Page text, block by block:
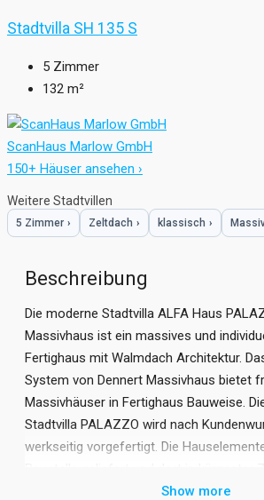
Stadtvilla SH 135 S
5 Zimmer
132 m²
ScanHaus Marlow GmbH
150+ Häuser ansehen ›
Weitere Stadtvillen
5 Zimmer › Zeltdach › klassisch ›
Beschreibung
Die moderne Stadtvilla ALFA Haus
Massivhaus ist ein massives und
Fertighaus mit Walmdach Architektur.
System von Dennert Massivhaus bietet
Massivhäuser in Fertighaus Bauweise.
Stadtvilla PALAZZO wird nach
werkseitig vorgefertigt. Die
Anschließend wird der Oberputz auf die
Show more